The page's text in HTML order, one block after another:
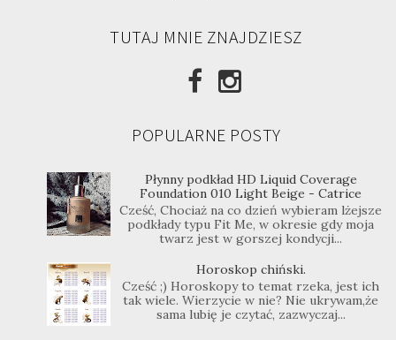
TUTAJ MNIE ZNAJDZIESZ
POPULARNE POSTY
Płynny podkład HD Liquid Coverage
Foundation 010 Light Beige - Catrice
Cześć, Chociaż na co dzień wybieram lżejsze
podkłady typu Fit Me, w okresie gdy moja
twarz jest w gorszej kondycji...
Horoskop chiński.
Cześć ;) Horoskopy to temat rzeka, jest ich
tak wiele. Wierzycie w nie? Nie ukrywam,że
sama lubię je czytać, zazwyczaj...